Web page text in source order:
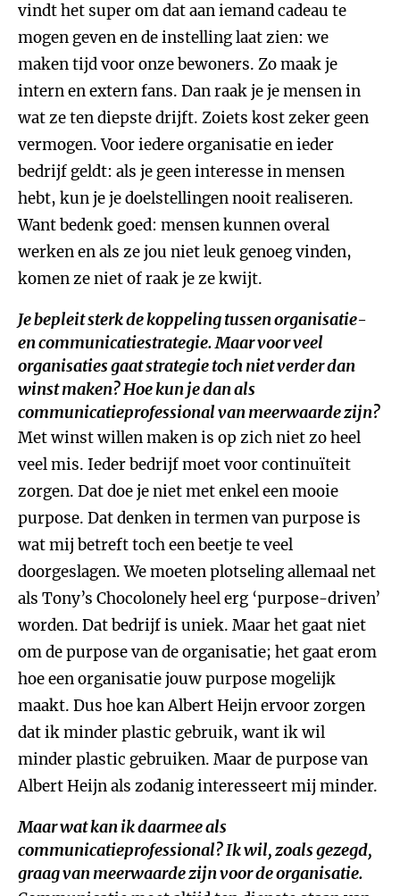
vindt het super om dat aan iemand cadeau te
mogen geven en de instelling laat zien: we
maken tijd voor onze bewoners. Zo maak je
intern en extern fans. Dan raak je je mensen in
wat ze ten diepste drijft. Zoiets kost zeker geen
vermogen. Voor iedere organisatie en ieder
bedrijf geldt: als je geen interesse in mensen
hebt, kun je je doelstellingen nooit realiseren.
Want bedenk goed: mensen kunnen overal
werken en als ze jou niet leuk genoeg vinden,
komen ze niet of raak je ze kwijt.
Je bepleit sterk de koppeling tussen organisatie-
en communicatiestrategie. Maar voor veel
organisaties gaat strategie toch niet verder dan
winst maken? Hoe kun je dan als
communicatieprofessional van meerwaarde zijn?
Met winst willen maken is op zich niet zo heel
veel mis. Ieder bedrijf moet voor continuïteit
zorgen. Dat doe je niet met enkel een mooie
purpose. Dat denken in termen van purpose is
wat mij betreft toch een beetje te veel
doorgeslagen. We moeten plotseling allemaal net
als Tony’s Chocolonely heel erg ‘purpose-driven’
worden. Dat bedrijf is uniek. Maar het gaat niet
om de purpose van de organisatie; het gaat erom
hoe een organisatie jouw purpose mogelijk
maakt. Dus hoe kan Albert Heijn ervoor zorgen
dat ik minder plastic gebruik, want ik wil
minder plastic gebruiken. Maar de purpose van
Albert Heijn als zodanig interesseert mij minder.
Maar wat kan ik daarmee als
communicatieprofessional? Ik wil, zoals gezegd,
graag van meerwaarde zijn voor de organisatie.